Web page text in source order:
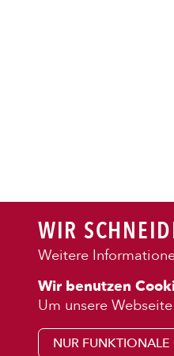
WIR
Weitere
Wir benutzen
Um unsere
NUR